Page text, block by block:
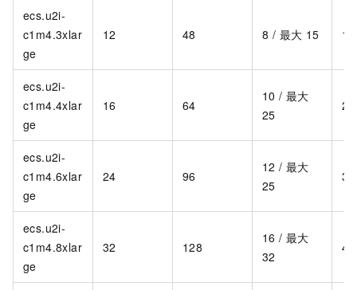
ecs.u2i-
c1m4.3xlar
ge
12 48 8 / 最大 15
ecs.u2i-
c1m4.4xlar
ge
16 64
10 / 最大
25
ecs.u2i-
c1m4.6xlar
ge
24 96
12 / 最大
25
ecs.u2i-
c1m4.8xlar
ge
32 128
16 / 最大
32